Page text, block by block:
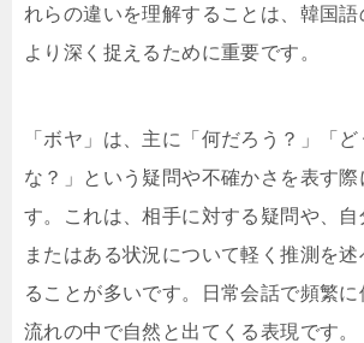
れらの違いを理解することは、韓国
より深く捉えるために重要です。
「ボヤ」は、主に「何だろう？」「
な？」という疑問や不確かさを表す際
す。これは、相手に対する疑問や、自
またはある状況について軽く推測を
ることが多いです。日常会話で頻繁
流れの中で自然と出てくる表現です。